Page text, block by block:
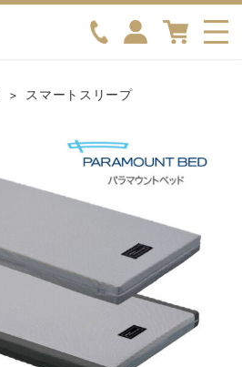
スマートスリープ